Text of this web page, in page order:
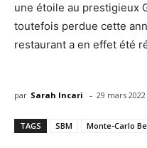
une étoile au prestigieux
toutefois perdue cette
restaurant a en effet été
par Sarah Incari - 29 mars
TAGS SBM Monte-Carlo